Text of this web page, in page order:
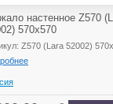
настенное Z570
570х570
Z570 (Lara 52002)